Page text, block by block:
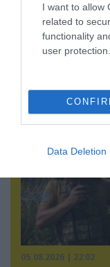
I want to allow
related to
functionality
user protection.
Data Deletion
05.08.2026 | 15:02
ΗΠΑ: Σε
περιστατικό
Marine One
05.08.2026 | 22:02